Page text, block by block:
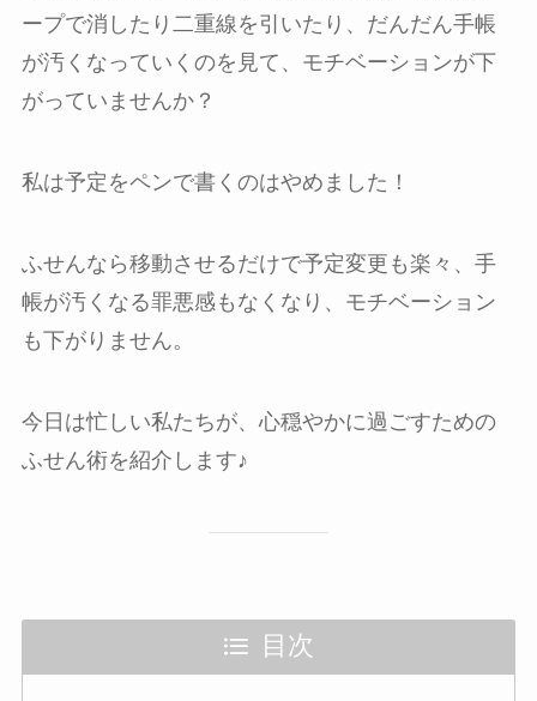
ープで消したり二重線を引いたり、だんだん手帳
が汚くなっていくのを見て、モチベーションが下
がっていませんか？
私は予定をペンで書くのはやめました！
ふせんなら移動させるだけで予定変更も楽々、手
帳が汚くなる罪悪感もなくなり、モチベーション
も下がりません。
今日は忙しい私たちが、心穏やかに過ごすための
ふせん術を紹介します♪
目次